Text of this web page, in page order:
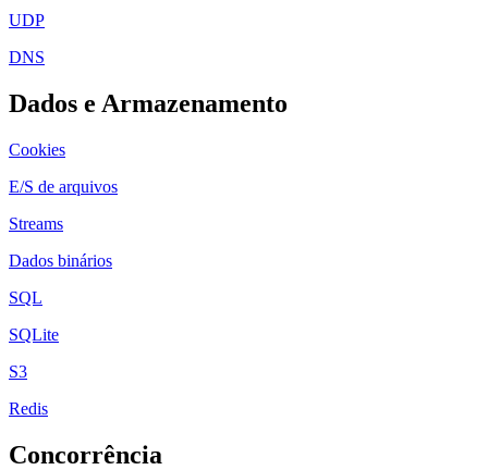
UDP
DNS
Dados e Armazenamento
Cookies
E/S de arquivos
Streams
Dados binários
SQL
SQLite
S3
Redis
Concorrência